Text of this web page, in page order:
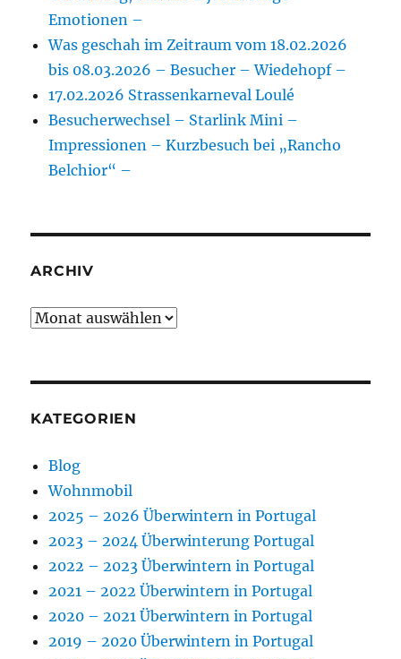
Emotionen –
Was geschah im Zeitraum vom 18.02.2026
bis 08.03.2026 – Besucher – Wiedehopf –
17.02.2026 Strassenkarneval Loulé
Besucherwechsel – Starlink Mini –
Impressionen – Kurzbesuch bei „Rancho
Belchior“ –
ARCHIV
Archiv
KATEGORIEN
Blog
Wohnmobil
2025 – 2026 Überwintern in Portugal
2023 – 2024 Überwinterung Portugal
2022 – 2023 Überwintern in Portugal
2021 – 2022 Überwintern in Portugal
2020 – 2021 Überwintern in Portugal
2019 – 2020 Überwintern in Portugal